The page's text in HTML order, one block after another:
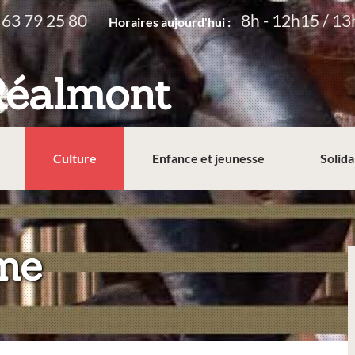
79 25 80 Horaires aujourd'hui : 8h - 12h15 /
Culture Enfance et jeunesse
: